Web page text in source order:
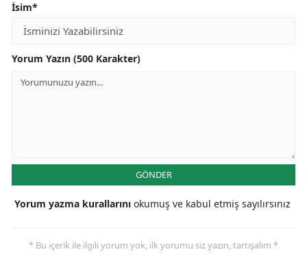
İsim*
Yorum Yazın (500 Karakter)
GÖNDER
Yorum yazma kurallarını okumuş ve kabul etmiş sayılırsınız
* Bu içerik ile ilgili yorum yok, ilk yorumu siz yazın, tartışalım *